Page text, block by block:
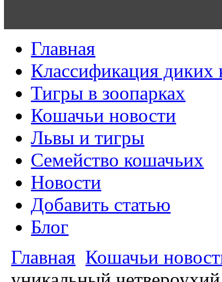
Главная
Классификация диких
Тигры в зоопарках
Кошачьи новости
Львы и тигры
Семейство кошачьих
Новости
Добавить статью
Блог
Главная Кошачьи